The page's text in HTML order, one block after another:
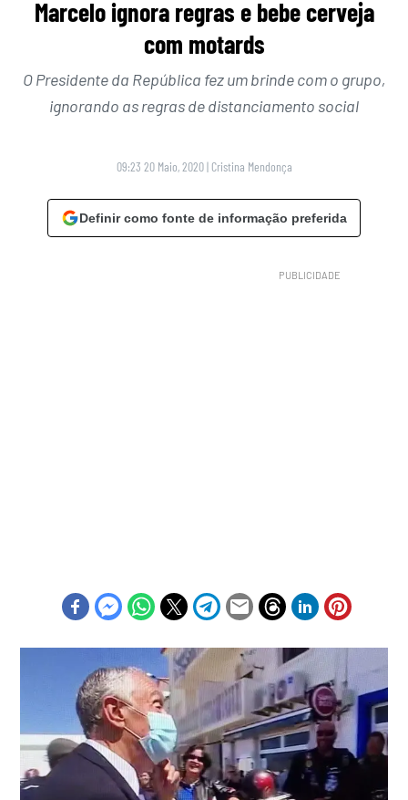
Marcelo ignora regras e bebe cerveja
com motards
O Presidente da República fez um brinde com o grupo,
ignorando as regras de distanciamento social
09:23 20 Maio, 2020 | Cristina Mendonça
Definir como fonte de informação preferida